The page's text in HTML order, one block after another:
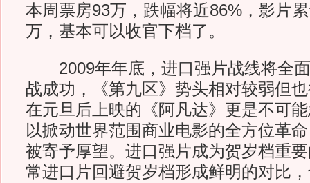
本周票房93万，跌幅将近86%，影片
万，基本可以收官下档了。
2009年年底，进口强片战线将全面
战成功，《第九区》势头相对较弱但
在元旦后上映的《阿凡达》更是不可
以掀动世界范围商业电影的全方位革
被寄予厚望。进口强片成为贺岁档重
常进口片回避贺岁档形成鲜明的对比